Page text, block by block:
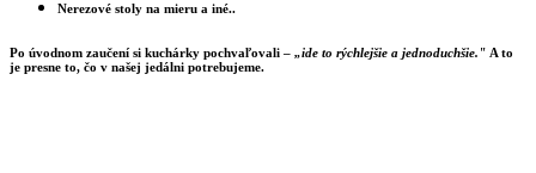
Nerezové stoly na mieru a iné..
Po úvodnom zaučení si kuchárky pochvaľovali – „ide to rýchlejšie a jednoduchšie." A to
je presne to, čo v našej jedálni potrebujeme.